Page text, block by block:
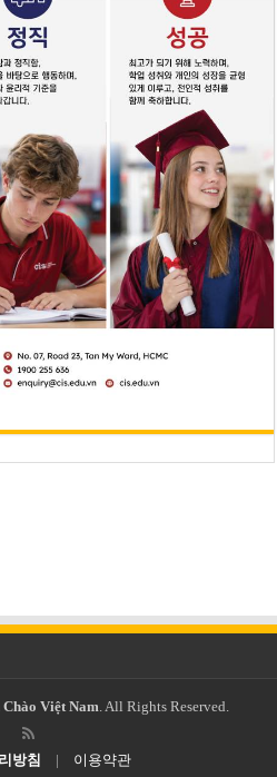
Việt Nam. All Rights Reserved.
방침 | 이용약관